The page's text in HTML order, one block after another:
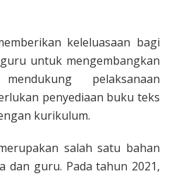
keleluasaan bagi
untuk mengembangkan
pelaksanaan
penyediaan buku teks
kurikulum.
salah satu bahan
dan guru. Pada tahun 2021,